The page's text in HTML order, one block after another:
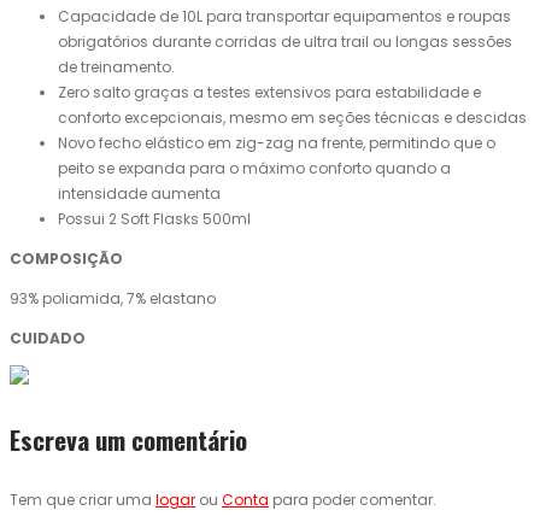
Capacidade de 10L para transportar equipamentos e roupas
obrigatórios durante corridas de ultra trail ou longas sessões
de treinamento.
Zero salto graças a testes extensivos para estabilidade e
conforto excepcionais, mesmo em seções técnicas e descidas
Novo fecho elástico em zig-zag na frente, permitindo que o
peito se expanda para o máximo conforto quando a
intensidade aumenta
Possui 2 Soft Flasks 500ml
COMPOSIÇÃO
93% poliamida, 7% elastano
CUIDADO
Escreva um comentário
Tem que criar uma logar ou Conta para poder comentar.